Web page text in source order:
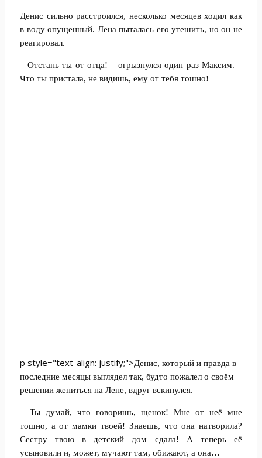
Денис сильно расстроился, несколько месяцев ходил как
в воду опущенный. Лена пыталась его утешить, но он не
реагировал.
– Отстань ты от отца! – огрызнулся один раз Максим. –
Что ты пристала, не видишь, ему от тебя тошно!
p style="text-align: justify;">Денис, который и правда в
последние месяцы выглядел так, будто пожалел о своём
решении жениться на Лене, вдруг вскинулся.
– Ты думай, что говоришь, щенок! Мне от неё мне
тошно, а от мамки твоей! Знаешь, что она натворила?
Сестру твою в детский дом сдала! А теперь её
усыновили и, может, мучают там, обижают, а она…